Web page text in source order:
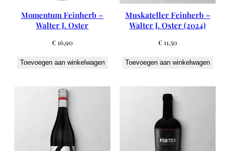
Momentum Feinherb –
Walter J. Oster
€ 16,90
Toevoegen aan winkelwagen
Muskateller Feinherb –
Walter J. Oster (2024)
€ 11,50
Toevoegen aan winkelwagen